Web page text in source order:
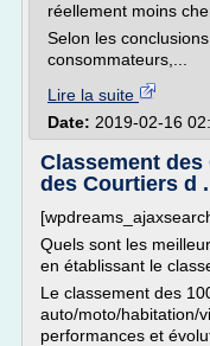
réellement moins
Selon les
consommateurs,...
Lire la suite
Date: 2019-02-16
Classement
des Courtiers d
Quels sont les
en établissant le
Le classement des
auto/moto/habitation/
performances et